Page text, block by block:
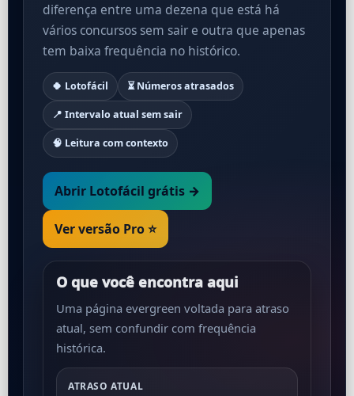
diferença entre uma dezena que está há
vários concursos sem sair e outra que apenas
tem baixa frequência no histórico.
🍀 Lotofácil ⏳ Números atrasados
📍 Intervalo atual sem sair
🧠 Leitura com contexto
Abrir Lotofácil grátis →
Ver versão Pro ⭐
O que você encontra aqui
Uma página evergreen voltada para atraso
atual, sem confundir com frequência
histórica.
ATRASO ATUAL